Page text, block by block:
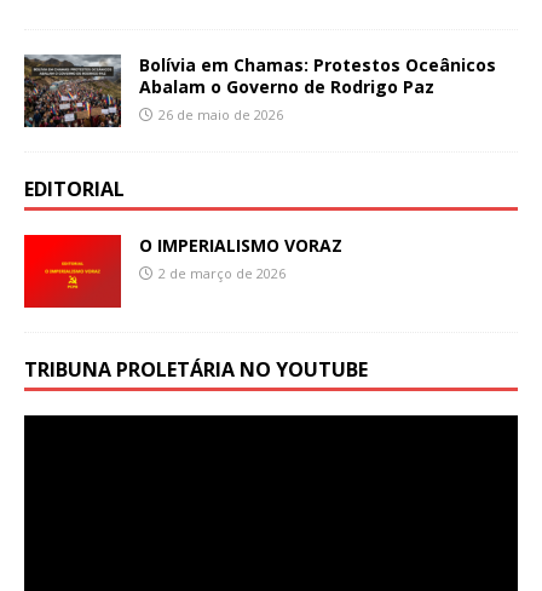
Bolívia em Chamas: Protestos Oceânicos
Abalam o Governo de Rodrigo Paz
26 de maio de 2026
EDITORIAL
O IMPERIALISMO VORAZ
2 de março de 2026
TRIBUNA PROLETÁRIA NO YOUTUBE